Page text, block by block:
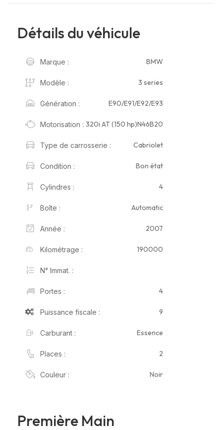
Détails du véhicule
Marque : BMW
Modèle : 3 series
Génération : E90/E91/E92/E93
Motorisation : 320i AT (150 hp)N46B20
Type de carrosserie : Cabriolet
Condition : Bon état
Cylindres : 4
Boîte : Automatic
Année : 2007
Kilométrage : 190000
N° Immat. :
Portes : 4
Puissance fiscale : 9
Carburant : Essence
Places : 2
Couleur : Noir
Première Main